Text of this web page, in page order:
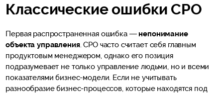
Классические ошибки CPO
Первая распространенная ошибка — непонимание
объекта управления. CPO часто считает себя главным
продуктовым менеджером, однако его позиция
подразумевает не только управление людьми, но и всеми
показателями бизнес-модели. Если не учитывать
разнообразие бизнес-процессов, которые находятся под